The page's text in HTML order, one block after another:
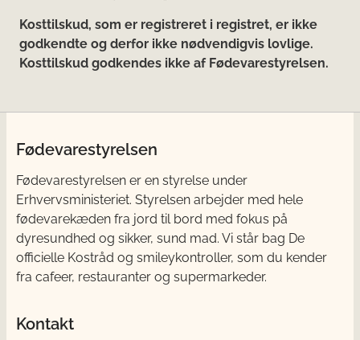
Kosttilskud, som er registreret i registret, er ikke
godkendte og derfor ikke nødvendigvis lovlige.
Kosttilskud godkendes ikke af Fødevarestyrelsen.
Fødevarestyrelsen
Fødevarestyrelsen er en styrelse under
Erhvervsministeriet. Styrelsen arbejder med hele
fødevarekæden fra jord til bord med fokus på
dyresundhed og sikker, sund mad. Vi står bag De
officielle Kostråd og smileykontroller, som du kender
fra cafeer, restauranter og supermarkeder.
Kontakt